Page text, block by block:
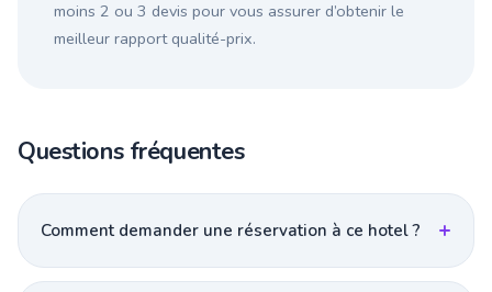
moins 2 ou 3 devis pour vous assurer d’obtenir le
meilleur rapport qualité-prix.
Questions fréquentes
Comment demander une réservation à ce hotel ?